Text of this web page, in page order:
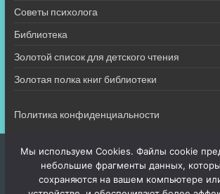
Советы психолога
Библиотека
Золотой список для детского чтения
Золотая полка книг библиотеки
Политика конфиденциальности
Мы используем Cookies. Файлы cookie
небольшие фрагменты данных,
сохраняются на вашем компьютере